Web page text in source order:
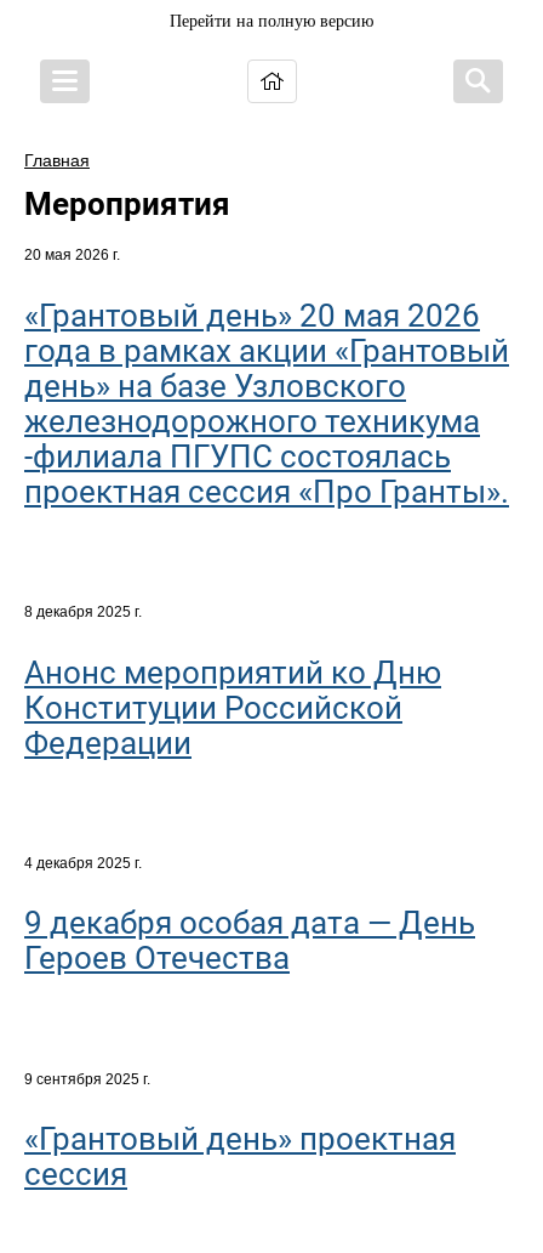
Перейти на полную версию
Главная
Мероприятия
20 мая 2026 г.
«Грантовый день» 20 мая 2026
года в рамках акции «Грантовый
день» на базе Узловского
железнодорожного техникума
-филиала ПГУПС состоялась
проектная сессия «Про Гранты».
8 декабря 2025 г.
Анонс мероприятий ко Дню
Конституции Российской
Федерации
4 декабря 2025 г.
9 декабря особая дата — День
Героев Отечества
9 сентября 2025 г.
«Грантовый день» проектная
сессия